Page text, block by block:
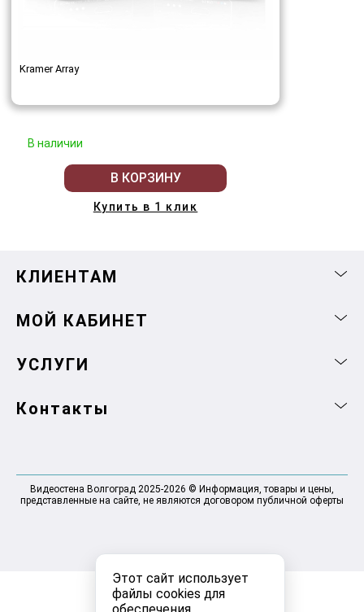
Этот сайт использует
файлы cookies для
Kramer Array
В наличии
В КОРЗИНУ
Купить в 1 клик
КЛИЕНТАМ
МОЙ КАБИНЕТ
УСЛУГИ
Контакты
Видеостена Волгоград 2025-2026 © Информация, товары и цены,
представленные на сайте, не являются договором публичной оферты